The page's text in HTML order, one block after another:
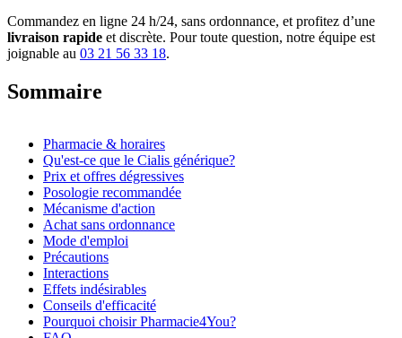
Commandez en ligne 24 h/24, sans ordonnance, et profitez d’une
livraison rapide et discrète. Pour toute question, notre équipe est
joignable au 03 21 56 33 18.
Sommaire
Pharmacie & horaires
Qu'est-ce que le Cialis générique?
Prix et offres dégressives
Posologie recommandée
Mécanisme d'action
Achat sans ordonnance
Mode d'emploi
Précautions
Interactions
Effets indésirables
Conseils d'efficacité
Pourquoi choisir Pharmacie4You?